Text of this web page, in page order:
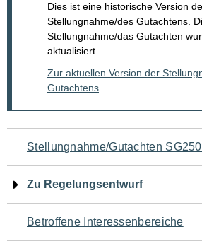
Dies ist eine historische Version
Stellungnahme/des Gutachtens.
Stellungnahme/das Gutachten
aktualisiert.
Zur aktuellen Version der
Gutachtens
Navigation
für
den
Seiteninhalt
Stellungnahme/Gutachten
Zu Regelungsentwurf
Betroffene Interessenbereiche